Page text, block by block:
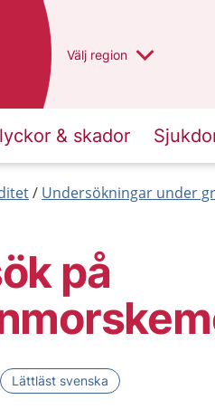
Du har valt region
Välj en annan
region
& skador
Undersökningar under
på
Lättläst svenska